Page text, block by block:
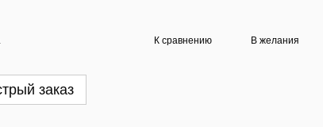
К сравнению В желания
заказ